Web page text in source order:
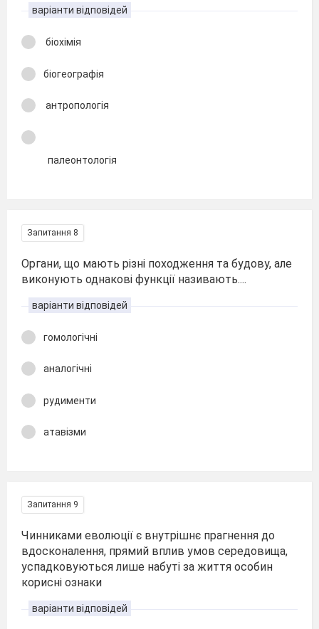
варіанти відповідей
біохімія
біогеографія
антропологія
палеонтологія
Запитання 8
Органи, що мають різні походження та будову, але
виконують однакові функції називають....
варіанти відповідей
гомологічні
аналогічні
рудименти
атавізми
Запитання 9
Чинниками еволюції є внутрішнє прагнення до
вдосконалення, прямий вплив умов середовища,
успадковуються лише набуті за життя особин
корисні ознаки
варіанти відповідей